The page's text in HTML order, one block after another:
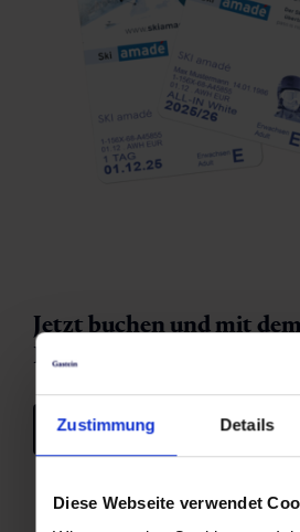
Zustimmung Details
Diese Webseite verwendet
Jetzt buchen und mit
Frühbucher-Bonus
Tickets